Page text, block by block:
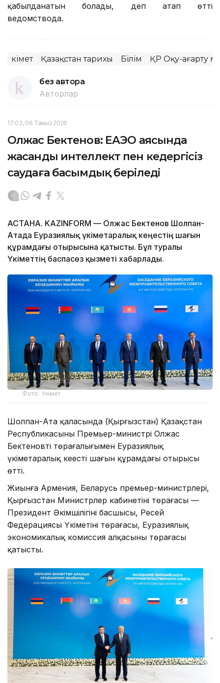
қабылданатын болады, деп атап өтті
ведомствода.
Үкімет Қазақстан тарихы Білім ҚР Оқу-ағарту
без автора
Авторлар
17:03, 06 Тамыз 2026
Олжас Бектенов: ЕАЭО аясында
жасанды интеллект пен кедергісіз
саудаға басымдық беріледі
АСТАНА. KAZINFORM — Олжас Бектенов Шолпан-
Атада Еуразиялық үкіметаралық кеңестің шағын
құрамдағы отырысына қатысты. Бұл туралы
Үкіметтің баспасөз қызметі хабарлады.
Фото: Үкімет
Шолпан-Ата қаласында (Қырғызстан) Қазақстан
Республикасының Премьер-министрі Олжас
Бектеновтің төрағалығымен Еуразиялық
үкіметаралық кеңестің шағын құрамдағы отырысы
өтті.
Жиынға Армения, Беларусь премьер-министрлері,
Қырғызстан Министрлер кабинетінің төрағасы —
Президент Әкімшілігінің басшысы, Ресей
Федерациясы Үкіметінің төрағасы, Еуразиялық
экономикалық комиссия алқасының төрағасы
қатысты.